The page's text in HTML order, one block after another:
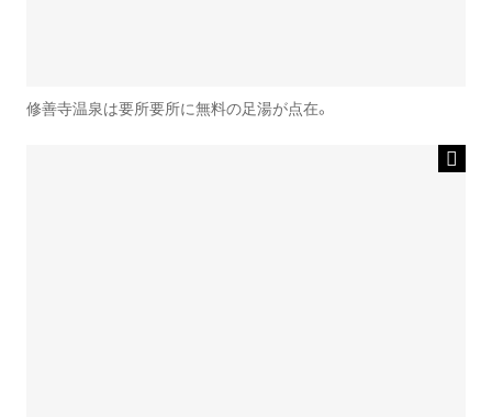
修善寺温泉は要所要所に無料の足湯が点在。